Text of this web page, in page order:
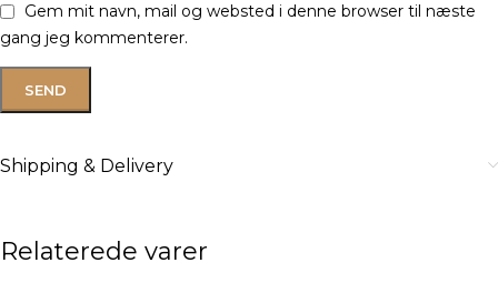
Gem mit navn, mail og websted i denne browser til næste
gang jeg kommenterer.
Shipping & Delivery
Relaterede varer